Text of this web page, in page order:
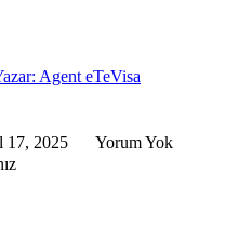
Agent eTeVisa
17, 2025
Yorum Yok